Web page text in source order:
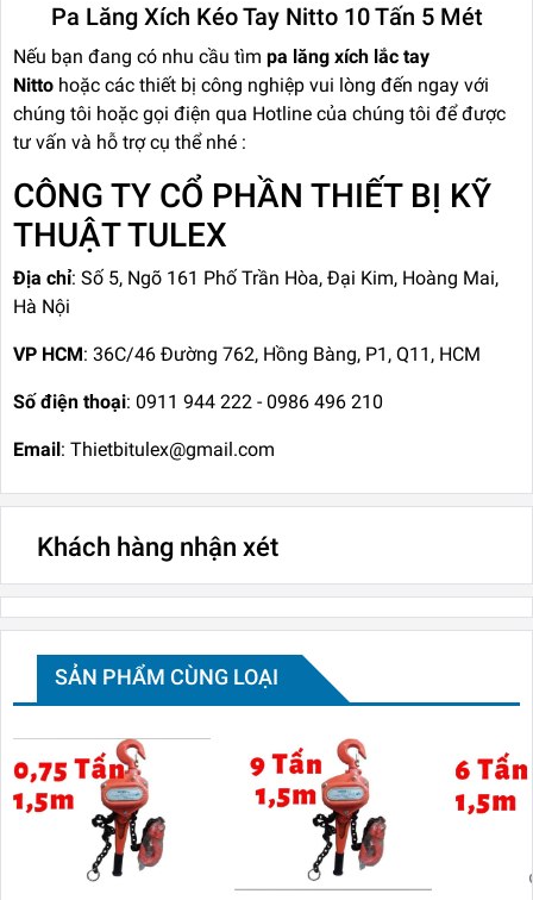
Pa Lăng Xích Kéo Tay Nitto 10 Tấn 5 Mét
Nếu bạn đang có nhu cầu tìm pa lăng xích lắc tay
Nitto hoặc các thiết bị công nghiệp vui lòng đến ngay với
chúng tôi hoặc gọi điện qua Hotline của chúng tôi để được
tư vấn và hỗ trợ cụ thể nhé :
CÔNG TY CỔ PHẦN THIẾT BỊ KỸ
THUẬT TULEX
Địa chỉ: Số 5, Ngõ 161 Phố Trần Hòa, Đại Kim, Hoàng Mai,
Hà Nội
VP HCM: 36C/46 Đường 762, Hồng Bàng, P1, Q11, HCM
Số điện thoại: 0911 944 222 - 0986 496 210
Email: Thietbitulex@gmail.com
Khách hàng nhận xét
SẢN PHẨM CÙNG LOẠI